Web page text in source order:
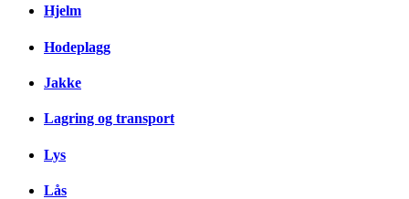
Hjelm
Hodeplagg
Jakke
Lagring og transport
Lys
Lås